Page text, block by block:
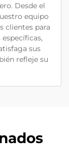
Desde el
equipo
clientes para
sus
refleje su